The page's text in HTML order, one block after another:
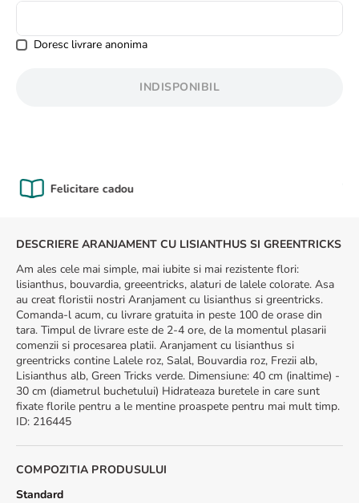
Doresc livrare anonima
INDISPONIBIL
DESCRIERE ARANJAMENT CU LISIANTHUS SI GREENTRICKS
Am ales cele mai simple, mai iubite si mai rezistente flori:
lisianthus, bouvardia, greeentricks, alaturi de lalele colorate. Asa
au creat floristii nostri Aranjament cu lisianthus si greentricks.
Comanda-l acum, cu livrare gratuita in peste 100 de orase din
tara. Timpul de livrare este de 2-4 ore, de la momentul plasarii
comenzii si procesarea platii. Aranjament cu lisianthus si
greentricks contine Lalele roz, Salal, Bouvardia roz, Frezii alb,
Lisianthus alb, Green Tricks verde. Dimensiune: 40 cm (inaltime) -
30 cm (diametrul buchetului) Hidrateaza buretele in care sunt
fixate florile pentru a le mentine proaspete pentru mai mult timp.
ID: 216445
COMPOZITIA PRODUSULUI
Standard